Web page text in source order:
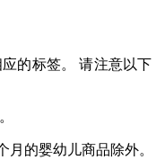
的标签。 请注意以下
月的婴幼儿商品除外。